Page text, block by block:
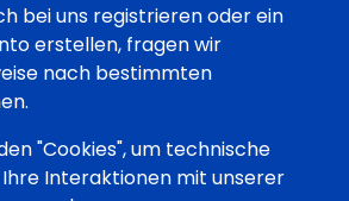
bei uns registrieren oder ein
erstellen, fragen wir
nach bestimmten
"Cookies", um technische
Interaktionen mit unserer